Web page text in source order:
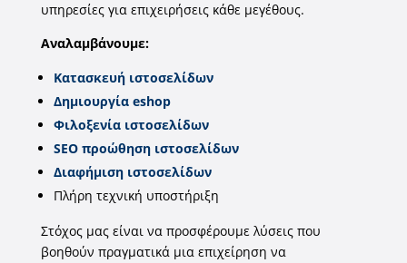
υπηρεσίες για επιχειρήσεις κάθε μεγέθους.
Αναλαμβάνουμε:
Κατασκευή ιστοσελίδων
Δημιουργία eshop
Φιλοξενία ιστοσελίδων
SEO προώθηση ιστοσελίδων
Διαφήμιση ιστοσελίδων
Πλήρη τεχνική υποστήριξη
Στόχος μας είναι να προσφέρουμε λύσεις που
βοηθούν πραγματικά μια επιχείρηση να